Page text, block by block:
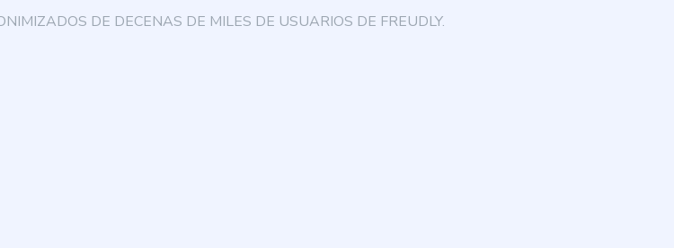
DE DECENAS DE MILES DE USUARIOS DE FREUDLY.